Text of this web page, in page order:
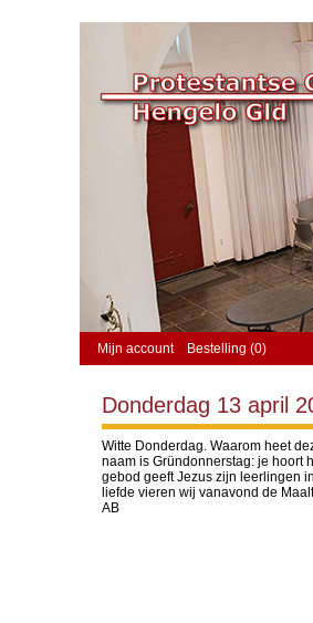
Mijn account Bestelling (0)
Donderdag 13 april
Witte Donderdag. Waarom heet
naam is Gründonnerstag: je hoort
gebod geeft Jezus zijn leerlingen
liefde vieren wij vanavond de
AB